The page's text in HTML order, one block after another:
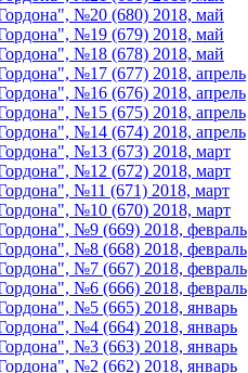
№20 (680) 2018, май
№19 (679) 2018, май
№18 (678) 2018, май
№17 (677) 2018, апрель
№16 (676) 2018, апрель
№15 (675) 2018, апрель
№14 (674) 2018, апрель
№13 (673) 2018, март
№12 (672) 2018, март
№11 (671) 2018, март
№10 (670) 2018, март
№9 (669) 2018, февраль
№8 (668) 2018, февраль
№7 (667) 2018, февраль
№6 (666) 2018, февраль
№5 (665) 2018, январь
№4 (664) 2018, январь
№3 (663) 2018, январь
№2 (662) 2018, январь